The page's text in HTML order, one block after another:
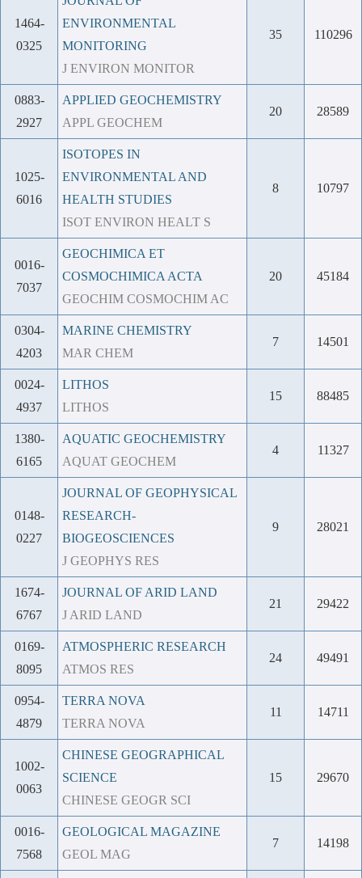
1464-
0325
ENVIRONMENTAL
MONITORING
J ENVIRON MONITOR
35 110296
0883-
2927
APPLIED GEOCHEMISTRY
APPL GEOCHEM
20 28589
1025-
6016
ISOTOPES IN
ENVIRONMENTAL AND
HEALTH STUDIES
ISOT ENVIRON HEALT S
8 10797
0016-
7037
GEOCHIMICA ET
COSMOCHIMICA ACTA
GEOCHIM COSMOCHIM AC
20 45184
0304-
4203
MARINE CHEMISTRY
MAR CHEM
7 14501
0024-
4937
LITHOS
LITHOS
15 88485
1380-
6165
AQUATIC GEOCHEMISTRY
AQUAT GEOCHEM
4 11327
0148-
0227
JOURNAL OF GEOPHYSICAL
RESEARCH-
BIOGEOSCIENCES
J GEOPHYS RES
9 28021
1674-
6767
JOURNAL OF ARID LAND
J ARID LAND
21 29422
0169-
8095
ATMOSPHERIC RESEARCH
ATMOS RES
24 49491
0954-
4879
TERRA NOVA
TERRA NOVA
11 14711
1002-
0063
CHINESE GEOGRAPHICAL
SCIENCE
CHINESE GEOGR SCI
15 29670
0016-
7568
GEOLOGICAL MAGAZINE
GEOL MAG
7 14198